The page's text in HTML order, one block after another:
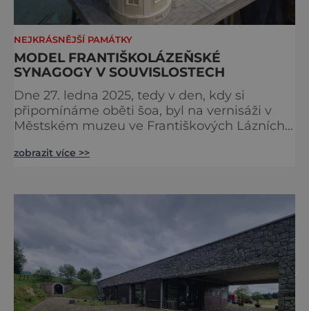
NEJKRÁSNĚJŠÍ PAMÁTKY
MODEL FRANTIŠKOLÁZEŇSKÉ
SYNAGOGY V SOUVISLOSTECH
Dne 27. ledna 2025, tedy v den, kdy si
připomínáme oběti šoa, byl na vernisáži v
Městském muzeu ve Františkových Lázních
nacisty zničena v roce 1938. Do lázeňského
některé události spojené s touto významnou
zobrazit více >>